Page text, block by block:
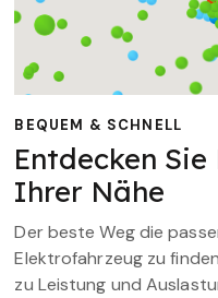
BEQUEM & SCHNELL
Entdecken
Ihrer Nähe
Der beste Weg die
Elektrofahrzeug zu
zu Leistung und